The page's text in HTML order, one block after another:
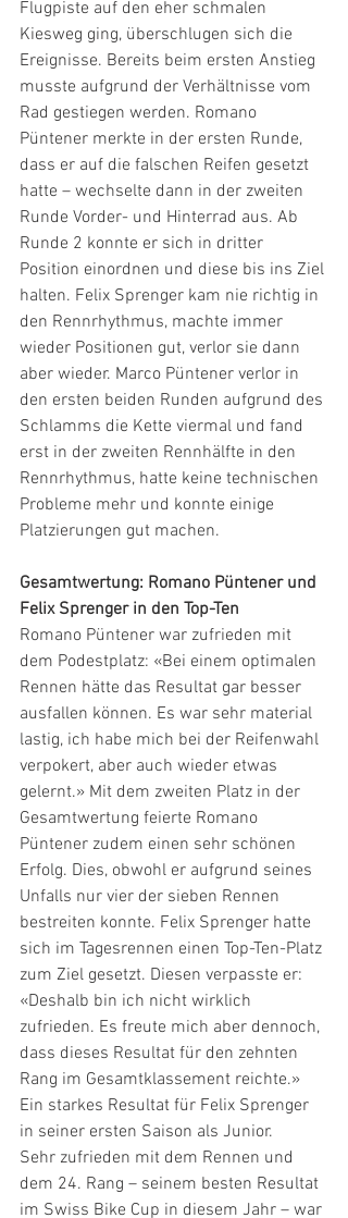
Flugpiste auf den eher schmalen
Kiesweg ging, überschlugen sich die
Ereignisse. Bereits beim ersten Anstieg
musste aufgrund der Verhältnisse vom
Rad gestiegen werden. Romano
Püntener merkte in der ersten Runde,
dass er auf die falschen Reifen gesetzt
hatte – wechselte dann in der zweiten
Runde Vorder- und Hinterrad aus. Ab
Runde 2 konnte er sich in dritter
Position einordnen und diese bis ins Ziel
halten. Felix Sprenger kam nie richtig in
den Rennrhythmus, machte immer
wieder Positionen gut, verlor sie dann
aber wieder. Marco Püntener verlor in
den ersten beiden Runden aufgrund des
Schlamms die Kette viermal und fand
erst in der zweiten Rennhälfte in den
Rennrhythmus, hatte keine technischen
Probleme mehr und konnte einige
Platzierungen gut machen.
Gesamtwertung: Romano Püntener und
Felix Sprenger in den Top-Ten
Romano Püntener war zufrieden mit
dem Podestplatz: «Bei einem optimalen
Rennen hätte das Resultat gar besser
ausfallen können. Es war sehr material
lastig, ich habe mich bei der Reifenwahl
verpokert, aber auch wieder etwas
gelernt.» Mit dem zweiten Platz in der
Gesamtwertung feierte Romano
Püntener zudem einen sehr schönen
Erfolg. Dies, obwohl er aufgrund seines
Unfalls nur vier der sieben Rennen
bestreiten konnte. Felix Sprenger hatte
sich im Tagesrennen einen Top-Ten-Platz
zum Ziel gesetzt. Diesen verpasste er:
«Deshalb bin ich nicht wirklich
zufrieden. Es freute mich aber dennoch,
dass dieses Resultat für den zehnten
Rang im Gesamtklassement reichte.»
Ein starkes Resultat für Felix Sprenger
in seiner ersten Saison als Junior.
Sehr zufrieden mit dem Rennen und
dem 24. Rang – seinem besten Resultat
im Swiss Bike Cup in diesem Jahr – war